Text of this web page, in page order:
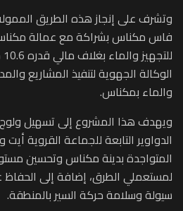
وتشرف على إنجاز هذه الطريق
فاس مكناس بشراكة مع عمالة
الوكالة الجهوية لتنفيذ المشاريع
والماء بمكناس.
ويهدف هذا المشروع إلى تسهيل
الدواوير التابعة للجماعة القروية
المتواجدة بدينة مكناس وتحسين
لمستعملي الطرق، إضافة إلى
سيولة وسلامة حركة السير بالمنطقة.